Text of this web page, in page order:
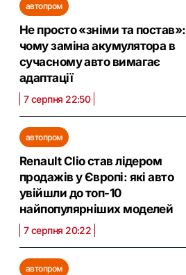
автопром
Не просто «зніми та постав»:
чому заміна акумулятора в
сучасному авто вимагає
адаптації
7 серпня 22:50
автопром
Renault Clio став лідером
продажів у Європі: які авто
увійшли до топ-10
найпопулярніших моделей
7 серпня 20:22
автопром